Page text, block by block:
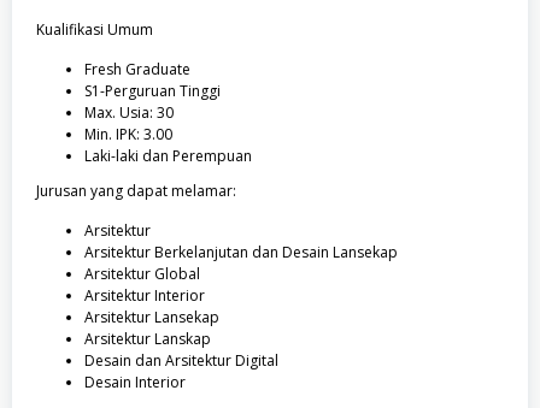
Kualifikasi Umum
Fresh Graduate
S1-Perguruan Tinggi
Max. Usia: 30
Min. IPK: 3.00
Laki-laki dan Perempuan
Jurusan yang dapat melamar:
Arsitektur
Arsitektur Berkelanjutan dan Desain Lansekap
Arsitektur Global
Arsitektur Interior
Arsitektur Lansekap
Arsitektur Lanskap
Desain dan Arsitektur Digital
Desain Interior